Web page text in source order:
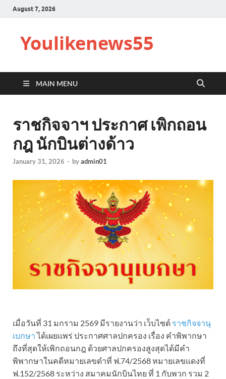
August 7, 2026
Youlikenews55
MAIN MENU
ราชกิจจาฯ ประกาศ เพิกถอน
กฎ นักบินต่างด้าว
January 31, 2026 - byadmin01
เมื่อวันที่ 31 มกราม 2569 มีรายงานว่า เว็บไซต์ ราชกิจจานุ
เบกษาได้เผยเเพร่ ประกาศศาลปกครอง เรื่อง คำพิพากษา
ถึงที่สุดให้เพิกถอนกฎ ด้วยศาลปกครองสูงสุดได้มีคำ
พิพากษาในคดีหมายเลขดำที่ ฟ.74/2568 หมายเลขแดงที่
ฟ.152/2568 ระหว่าง สมาคมนักบินไทย ที่ 1 กับพวก รวม 2